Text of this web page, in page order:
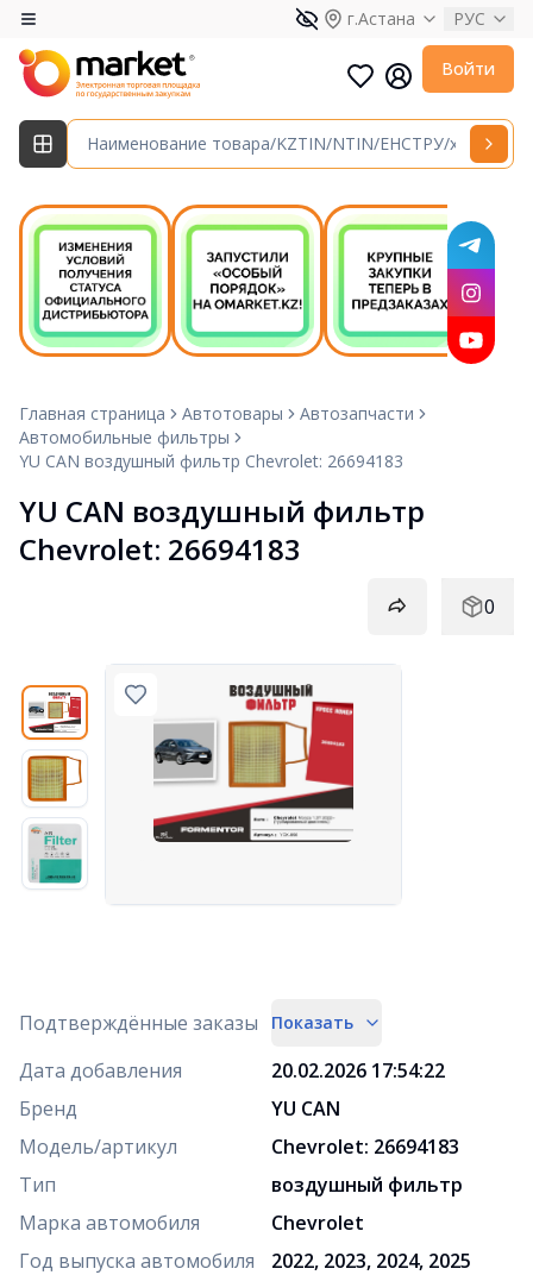
г.Астана РУС
Войти
Главная страница Автотовары
Автозапчасти
Автомобильные фильтры
YU CAN воздушный фильтр Chevrolet: 26694183
YU CAN воздушный фильтр
Chevrolet: 26694183
0
Подтверждённые заказы Показать
Дата добавления
20.02.2026 17:54:22
Бренд
YU CAN
Модель/артикул
Chevrolet: 26694183
Тип
воздушный фильтр
Марка автомобиля
Chevrolet
Год выпуска автомобиля
2022, 2023, 2024, 2025